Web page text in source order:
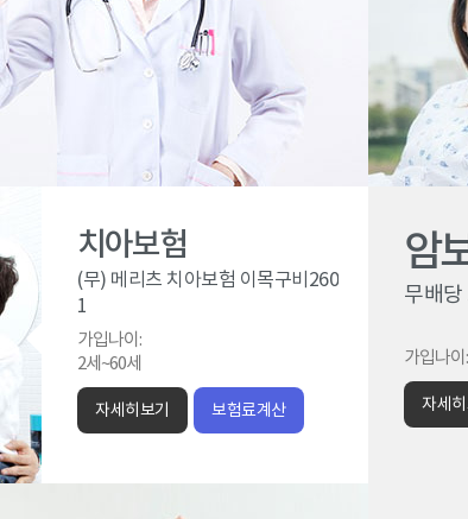
치아보험
(무) 메리츠 치아보험 이목구비260
1
가입나이:
2세~60세
자세히보기 보험료계산
암
무배
가입나이:
자세